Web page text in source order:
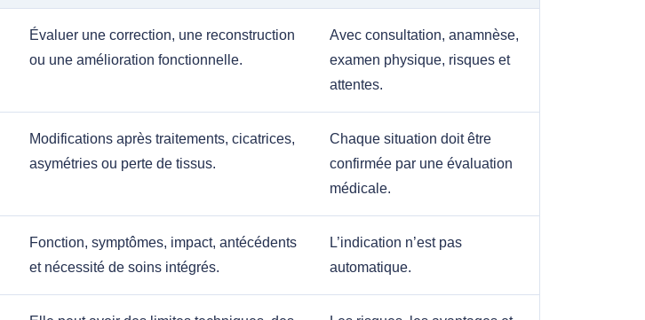
Évaluer une correction, une reconstruction
ou une amélioration fonctionnelle.
Avec consultation, anamnèse,
examen physique, risques et
attentes.
Modifications après traitements, cicatrices,
asymétries ou perte de tissus.
Chaque situation doit être
confirmée par une évaluation
médicale.
Fonction, symptômes, impact, antécédents
et nécessité de soins intégrés.
L’indication n’est pas
automatique.